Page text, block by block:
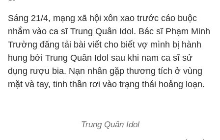
Sáng 21/4, mạng xã hội xôn xao trước cáo buộc
nhắm vào ca sĩ Trung Quân Idol. Bác sĩ Phạm Minh
Trường đăng tải bài viết cho biết vợ mình bị hành
hung bởi Trung Quân Idol sau khi nam ca sĩ sử
dụng rượu bia. Nạn nhân gặp thương tích ở vùng
mặt và tay, tinh thần rơi vào trạng thái hoảng loạn.
Trung Quân Idol